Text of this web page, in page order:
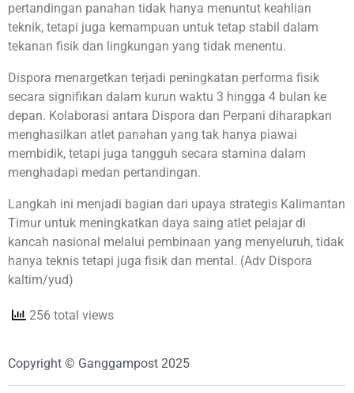
pertandingan panahan tidak hanya menuntut keahlian
teknik, tetapi juga kemampuan untuk tetap stabil dalam
tekanan fisik dan lingkungan yang tidak menentu.
Dispora menargetkan terjadi peningkatan performa fisik
secara signifikan dalam kurun waktu 3 hingga 4 bulan ke
depan. Kolaborasi antara Dispora dan Perpani diharapkan
menghasilkan atlet panahan yang tak hanya piawai
membidik, tetapi juga tangguh secara stamina dalam
menghadapi medan pertandingan.
Langkah ini menjadi bagian dari upaya strategis Kalimantan
Timur untuk meningkatkan daya saing atlet pelajar di
kancah nasional melalui pembinaan yang menyeluruh, tidak
hanya teknis tetapi juga fisik dan mental. (Adv Dispora
kaltim/yud)
256 total views
Copyright © Ganggampost 2025